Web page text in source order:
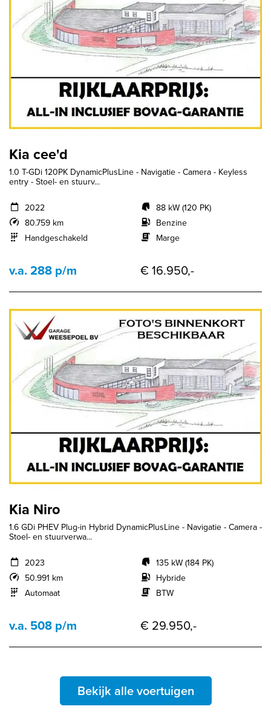
Kia cee'd
1.0 T-GDi 120PK DynamicPlusLine - Navigatie - Camera - Keyless
entry - Stoel- en stuurv...
2022
80.759 km
Handgeschakeld
88 kW (120 PK)
Benzine
Marge
v.a. 288 p/m € 16.950,-
Kia Niro
1.6 GDi PHEV Plug-in Hybrid DynamicPlusLine - Navigatie - Camera -
Stoel- en stuurverwa...
2023
50.991 km
Automaat
135 kW (184 PK)
Hybride
BTW
v.a. 508 p/m € 29.950,-
Bekijk alle voertuigen